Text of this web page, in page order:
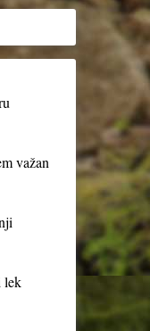
važan
lek